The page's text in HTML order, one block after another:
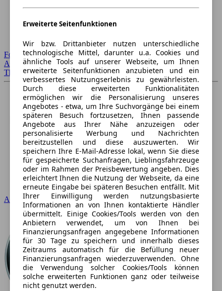
Forum Startseite
Alle Auto-Foren
Themen-Forum
Audi
Erweiterte Seitenfunktionen
Wir bzw. Drittanbieter nutzen unterschiedliche
technologische Mittel, darunter u.a. Cookies und
ähnliche Tools auf unserer Webseite, um Ihnen
erweiterte Seitenfunktionen anzubieten und ein
verbessertes Nutzungserlebnis zu gewährleisten.
Durch diese erweiterten Funktionalitäten
ermöglichen wir die Personalisierung unseres
Angebotes - etwa, um Ihre Suchvorgänge bei einem
späteren Besuch fortzusetzen, Ihnen passende
Angebote aus Ihrer Nähe anzuzeigen oder
personalisierte Werbung und Nachrichten
bereitzustellen und diese auszuwerten. Wir
speichern Ihre E-Mail-Adresse lokal, wenn Sie diese
für gespeicherte Suchanfragen, Lieblingsfahrzeuge
oder im Rahmen der Preisbewertung angeben. Dies
erleichtert Ihnen die Nutzung der Webseite, da eine
erneute Eingabe bei späteren Besuchen entfällt. Mit
Ihrer Einwilligung werden nutzungsbasierte
Informationen an von Ihnen kontaktierte Händler
übermittelt. Einige Cookies/Tools werden von den
Anbietern verwendet, um von Ihnen bei
Finanzierungsanfragen angegebene Informationen
für 30 Tage zu speichern und innerhalb dieses
Zeitraums automatisch für die Befüllung neuer
Finanzierungsanfragen wiederzuverwenden. Ohne
die Verwendung solcher Cookies/Tools können
solche erweiterten Funktionen ganz oder teilweise
nicht genutzt werden.